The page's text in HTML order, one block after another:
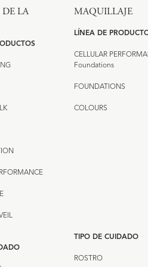
LA
MAQUILLAJE
LÍNEA DE
CELLULAR
Foundations
FOUNDATIONS
COLOURS
TIPO DE CUIDADO
ROSTRO